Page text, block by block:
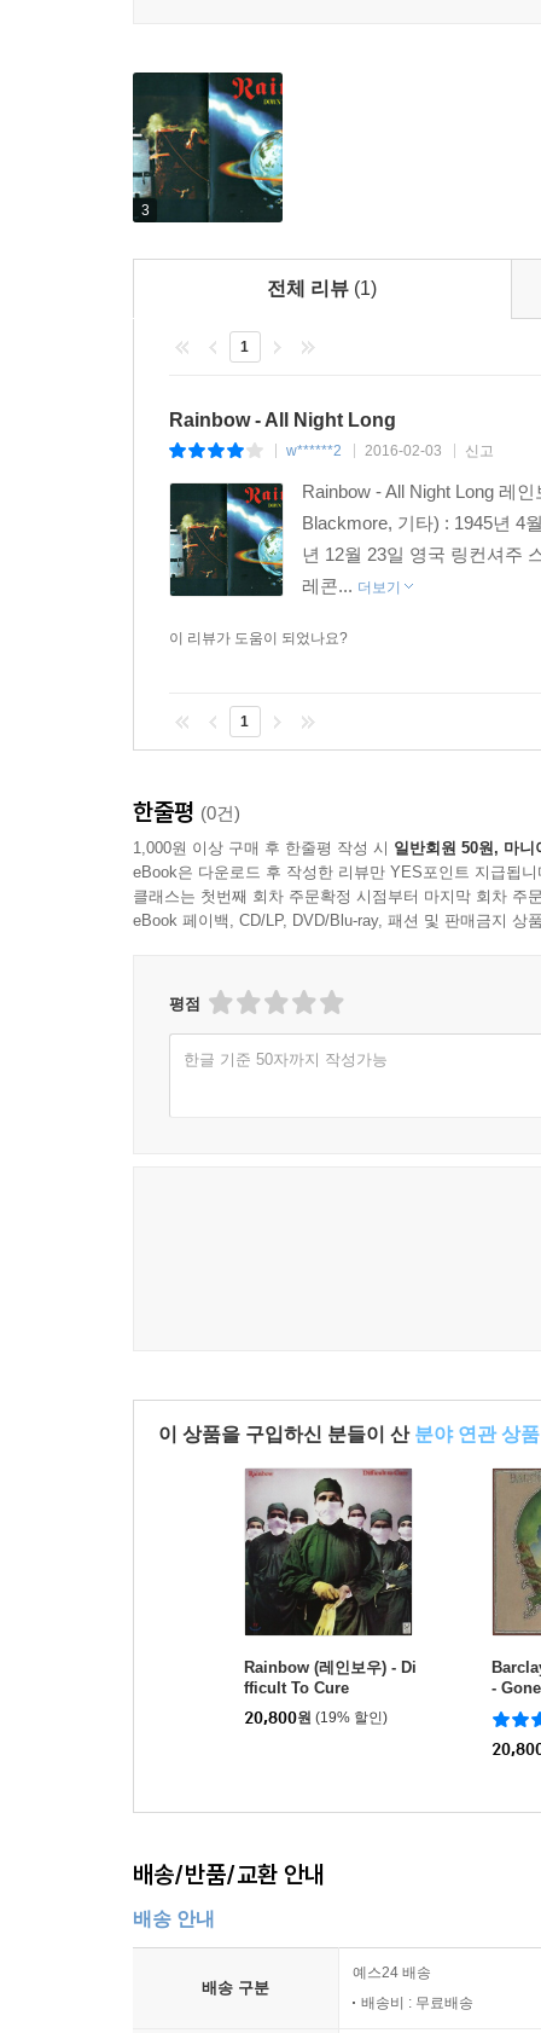
3
전체 리뷰 (1)
1
Rainbow - All Night Long
w******2 2016-02-03 신고
Rainbow - All Night Long 레
Blackmore, 기타) : 1945년 4
년 12월 23일 영국 링컨셔주
레콘... 더보기
이 리뷰가 도움이 되었나요?
1
한줄평 (0건)
1,000원 이상 구매 후 한줄평 작성 시 일반회원 50원, 마니
eBook은 다운로드 후 작성한 리뷰만 YES포인트 지급됩니
클래스는 첫번째 회차 주문확정 시점부터 마지막 회차 주
eBook 페이백, CD/LP, DVD/Blu-ray, 패션 및 판매금지 상
평점
한글 기준 50자까지 작성가능
이 상품을 구입하신 분들이 산 분야 연관 상품
Rainbow (레인보우) - Di
fficult To Cure
20,800원 (19% 할인)
-
배송/반품/교환 안내
배송 안내
배송 구분
예스24 배송
배송비 : 무료배송